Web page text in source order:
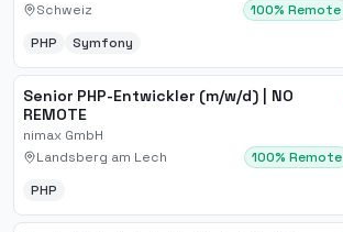
Schweiz
100% Remote
PHP Symfony
Senior PHP-Entwickler (m/w/d) | NO
REMOTE
nimax GmbH
Landsberg am Lech
100% Remote
PHP